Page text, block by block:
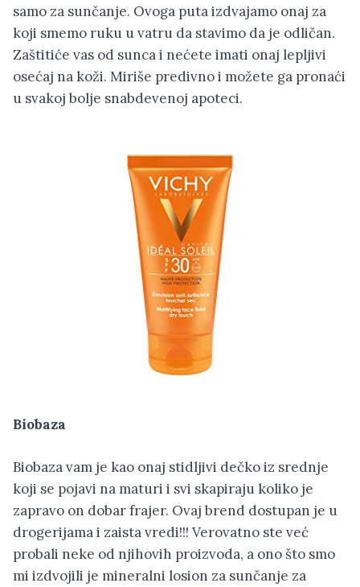
samo za sunčanje. Ovoga puta izdvajamo onaj za
koji smemo ruku u vatru da stavimo da je odličan.
Zaštitiće vas od sunca i nećete imati onaj lepljivi
osećaj na koži. Miriše predivno i možete ga pronaći
u svakoj bolje snabdevenoj apoteci.
Biobaza
Biobaza vam je kao onaj stidljivi dečko iz srednje
koji se pojavi na maturi i svi skapiraju koliko je
zapravo on dobar frajer. Ovaj brend dostupan je u
drogerijama i zaista vredi!!! Verovatno ste već
probali neke od njihovih proizvoda, a ono što smo
mi izdvojili je mineralni losion za sunčanje za